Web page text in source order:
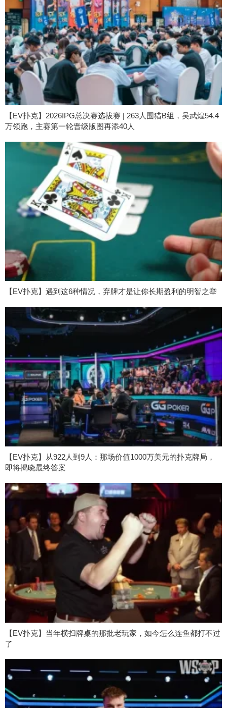
【EV扑克】2026IPG总决赛选拔赛 | 263人围猎B组，吴武煌54.4
万领跑，主赛第一轮晋级版图再添40人
【EV扑克】遇到这6种情况，弃牌才是让你长期盈利的明智之举
【EV扑克】从922人到9人：那场价值1000万美元的扑克牌局，
即将揭晓最终答案
【EV扑克】当年横扫牌桌的那批老玩家，如今怎么连鱼都打不过
了